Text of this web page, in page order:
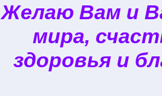
Желаю Вам и
мира,
здоровья и